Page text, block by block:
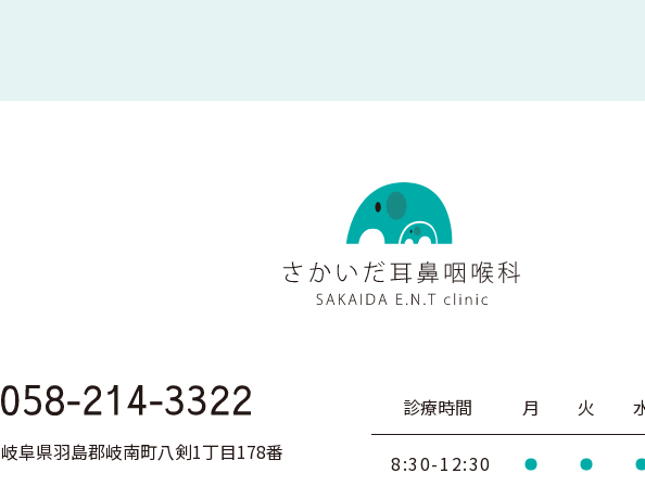
岐阜県羽島郡岐南町八剣1丁目178番
診療時間 月 火
8:30-12:30